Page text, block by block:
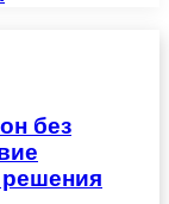
без
решения